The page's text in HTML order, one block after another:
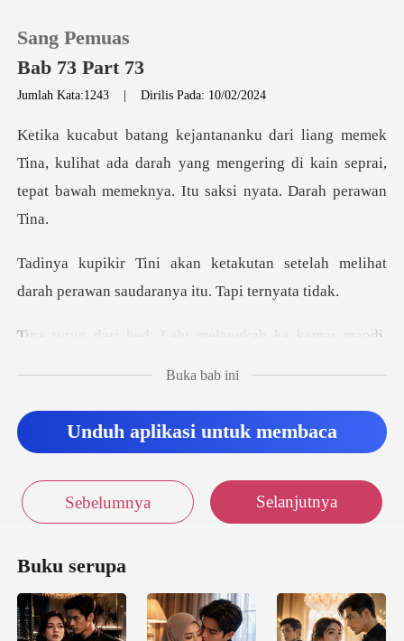
0
Pengisian Ulang
Keluar
Sang Pemuas
Bab 73 Part 73
Jumlah Kata:1243 |Dirilis Pada: 10/02/2024
a, kulihat ada darah yang mengering di kain seprai,
tep
n setelah melihat
darah perawan sa
melangkah ke kamar mandi.
Buka bab ini
Unduh aplikasi untuk membaca
Sebelumnya Selanjutnya
Buku serupa